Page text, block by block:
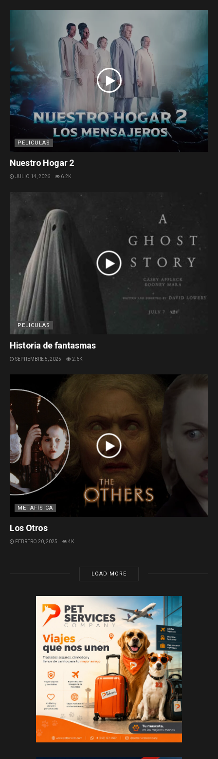
PELICULAS
Nuestro Hogar 2
JULIO 14, 2026 6.2K
PELICULAS
Historia de fantasmas
SEPTIEMBRE 5, 2025 2.6K
METAFÍSICA
Los Otros
FEBRERO 20, 2025 4K
LOAD MORE